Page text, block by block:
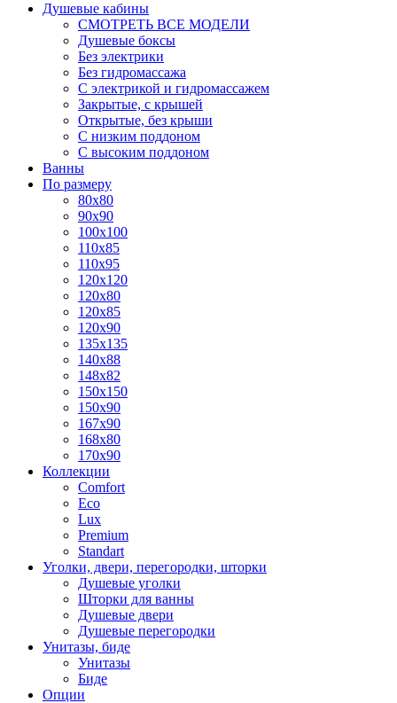
Душевые кабины
СМОТРЕТЬ ВСЕ МОДЕЛИ
Душевые боксы
Без электрики
Без гидромассажа
С электрикой и гидромассажем
Закрытые, с крышей
Открытые, без крыши
С низким поддоном
С высоким поддоном
Ванны
По размеру
80x80
90x90
100x100
110x85
110x95
120x120
120x80
120x85
120x90
135x135
140x88
148x82
150x150
150x90
167x90
168x80
170x90
Коллекции
Comfort
Eco
Lux
Premium
Standart
Уголки, двери, перегородки, шторки
Душевые уголки
Шторки для ванны
Душевые двери
Душевые перегородки
Унитазы, биде
Унитазы
Биде
Опции